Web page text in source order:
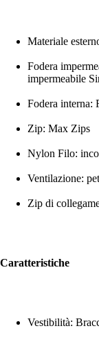
Materiale
Fodera
impermeabile
Fodera interna:
Zip: Max Zips
Nylon Filo:
Ventilazione:
Zip di
Caratteristiche
Vestibilità: